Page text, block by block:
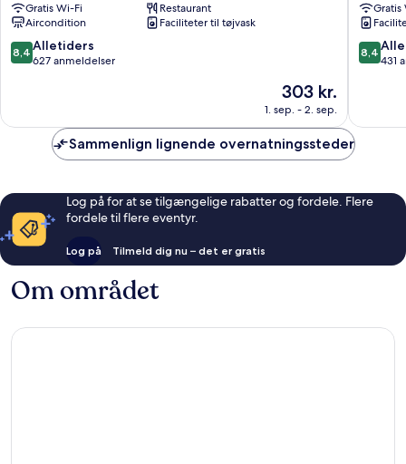
Gratis Wi-Fi
Restaurant
Aircondition
Faciliteter til tøjvask
8.4
ud
627
anmeldelser
8,4 Alletiders
627 anmeldelser
Prisen
303 kr.
303 kr.
1. sep. - 2. sep.
Fuchu
Fuchu
Gratis
8.4
ud
431
8,4
431
Sammenlign lignende overnatningssteder
Log på for at se tilgængelige rabatter og fordele. Flere
fordele til flere eventyr.
Log på Tilmeld dig nu – det er gratis
Om området